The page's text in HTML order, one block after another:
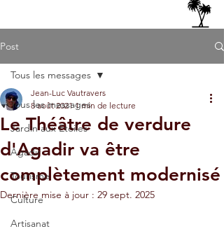
Post
Tous les messages
Jardin aux Etoiles
Agadir
Tourisme
Culture
Artisanat
Tous les messages
Le Théâtre de verdure
d'Agadir va être
complètement modernisé
Jean-Luc Vautravers
8 août 2021 1 min de lecture
Dernière mise à jour : 29 sept. 2025